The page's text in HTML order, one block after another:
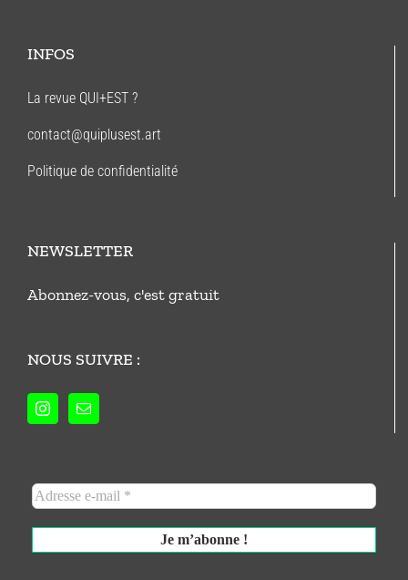
INFOS
La revue QUI+EST ?
contact@quiplusest.art
Politique de confidentialité
NEWSLETTER
Abonnez-vous, c'est gratuit
NOUS SUIVRE :